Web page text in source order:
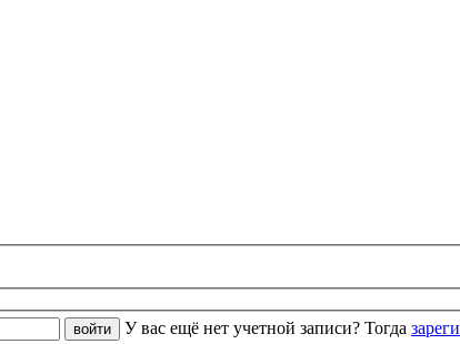
У вас ещё нет учетной записи? Тогда